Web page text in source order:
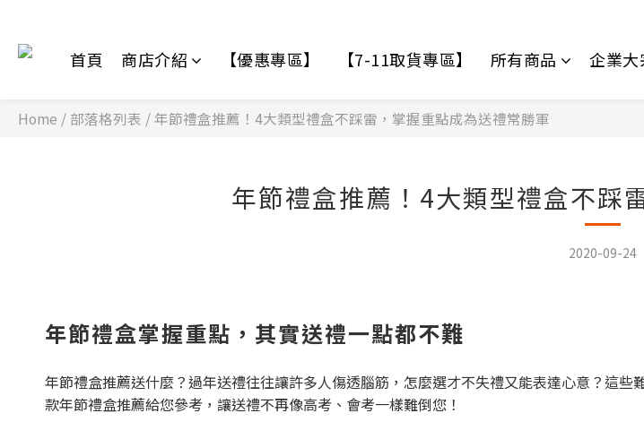
首頁 商店介紹 【優惠專區】 【7-11取貨專區】 所有商品 企業大
Home / 部落格列表 /年節禮盒推薦！4大類型禮盒不踩雷，掌握重點成為送禮常勝軍
年節禮盒推薦！4大類型禮盒不踩
2020-09-24
年節禮盒掌握重點，其實送禮一點都不難
年節禮盒推薦送什麼？過年送禮往往讓許多人傷透腦筋，怎麼選才不失禮又能表達心意？這
款年節禮盒推薦給您參考，讓送禮不再像高考、會考一樣難倒您！